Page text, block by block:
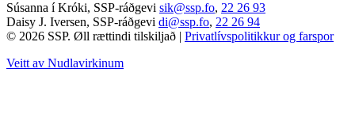
Súsanna í Króki, SSP-ráðgevi sik@ssp.fo, 22 26 93
Daisy J. Iversen, SSP-ráðgevi di@ssp.fo, 22 26 94
© 2026 SSP. Øll rættindi tilskiljað | Privatlívspolitikkur og farspor
Veitt av Nudlavirkinum